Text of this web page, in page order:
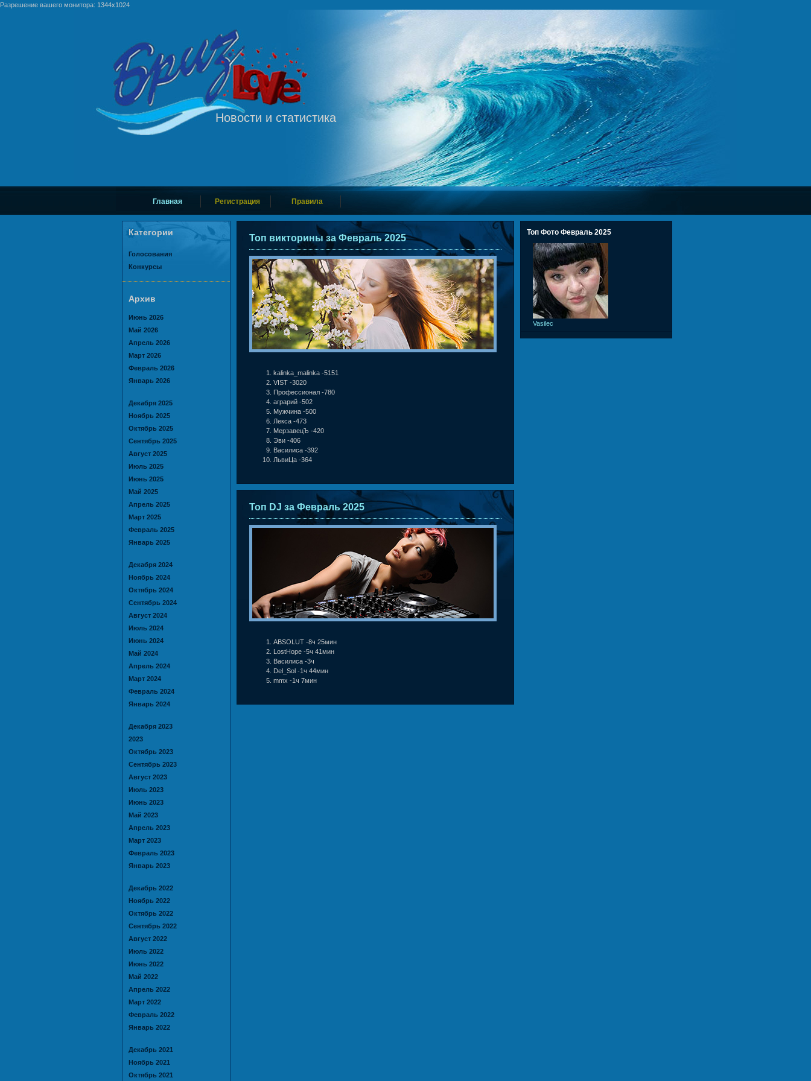
Разрешение вашего монитора: 1344x1024
Новости и статистика
Главная Регистрация Правила
Категории
Голосования
Конкурсы
Архив
Июнь 2026
Май 2026
Апрель 2026
Март 2026
Февраль 2026
Январь 2026
Декабря 2025
Ноябрь 2025
Октябрь 2025
Сентябрь 2025
Август 2025
Июль 2025
Июнь 2025
Май 2025
Апрель 2025
Март 2025
Февраль 2025
Январь 2025
Декабря 2024
Ноябрь 2024
Октябрь 2024
Сентябрь 2024
Август 2024
Июль 2024
Июнь 2024
Май 2024
Апрель 2024
Март 2024
Февраль 2024
Январь 2024
Декабря 2023
2023
Октябрь 2023
Сентябрь 2023
Август 2023
Июль 2023
Июнь 2023
Май 2023
Апрель 2023
Март 2023
Февраль 2023
Январь 2023
Декабрь 2022
Ноябрь 2022
Октябрь 2022
Сентябрь 2022
Август 2022
Июль 2022
Июнь 2022
Май 2022
Апрель 2022
Март 2022
Февраль 2022
Январь 2022
Декабрь 2021
Ноябрь 2021
Октябрь 2021
Топ викторины за Февраль 2025
kalinka_malinka -5151
VIST -3020
Профессионал -780
аграрий -502
Мужчина -500
Лекса -473
МерзавецЪ -420
Эви -406
Василиса -392
ЛьвиЦа -364
Топ DJ за Февраль 2025
ABSOLUT -8ч 25мин
LostHope -5ч 41мин
Василиса -3ч
Del_Sol -1ч 44мин
mmx -1ч 7мин
Топ Фото Февраль 2025
Vasilec